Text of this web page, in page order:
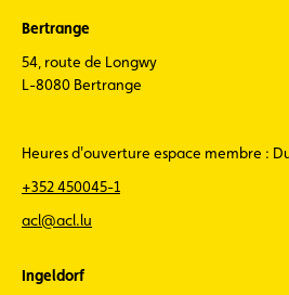
Bertrange
54, route de Longwy
L-8080 Bertrange
Heures d'ouverture espace membre :
+352 450045-1
acl@acl.lu
Ingeldorf